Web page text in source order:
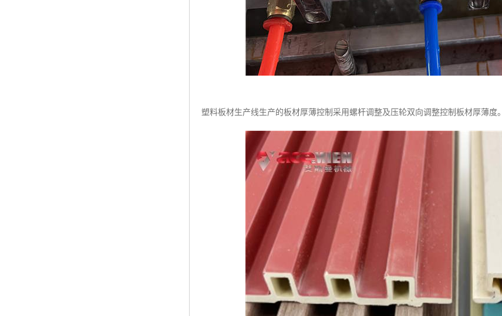
塑料板材生产线生产的板材厚薄控制采用螺杆调整及压轮双向调整控制板材厚薄度。